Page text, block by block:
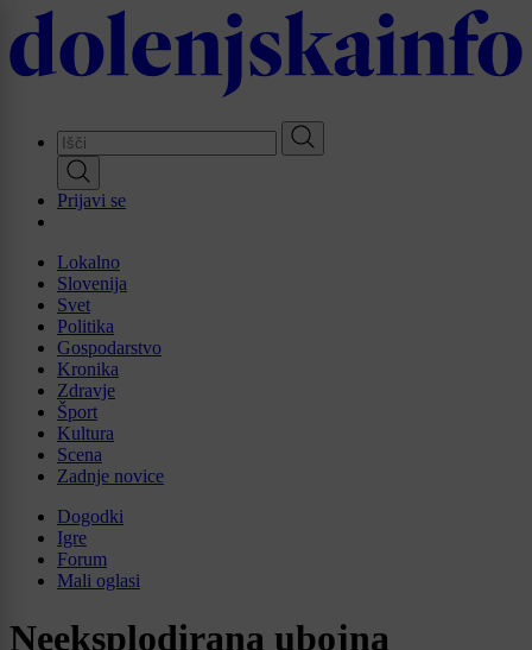
Skip
to
main
Prijavi se
Lokalno
Slovenija
Svet
Politika
Gospodarstvo
Kronika
Zdravje
Šport
Kultura
Scena
Zadnje novice
Dogodki
Igre
Forum
Mali oglasi
Neeksplodirana ubojna